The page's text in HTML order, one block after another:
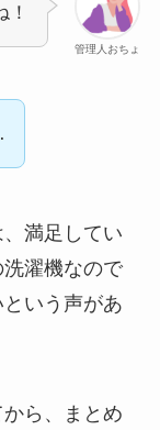
管理人おちょ
満足してい
濯機なので
いう声があ
ら、まとめ